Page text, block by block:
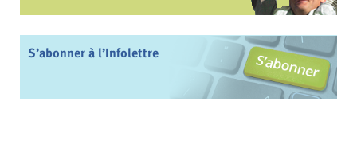
S’abonner à l’Infolettre